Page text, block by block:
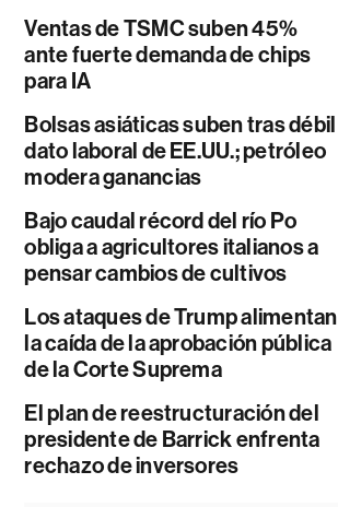
Ventas de TSMC suben 45%
ante fuerte demanda de chips
para IA
Bolsas asiáticas suben tras débil
dato laboral de EE.UU.; petróleo
modera ganancias
Bajo caudal récord del río Po
obliga a agricultores italianos a
pensar cambios de cultivos
Los ataques de Trump alimentan
la caída de la aprobación pública
de la Corte Suprema
El plan de reestructuración del
presidente de Barrick enfrenta
rechazo de inversores